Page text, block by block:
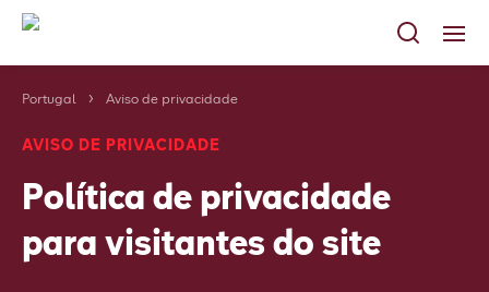
Serviços
Carreiras
Sobre nós
A Falck no seu país
Portugal Aviso de privacidade
AVISO DE PRIVACIDADE
Política de privacidade
para visitantes do site